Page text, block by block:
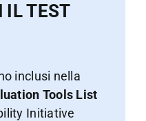
IL TEST
inclusi nella
Tools List
Initiative